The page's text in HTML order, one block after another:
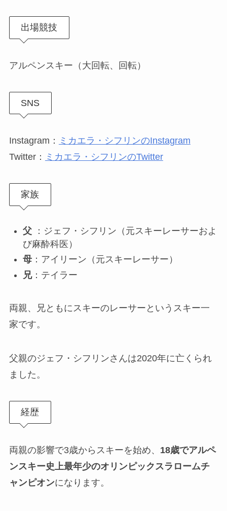
出場競技
アルペンスキー（大回転、回転）
SNS
Instagram： ミカエラ・シフリンのInstagram
Twitter： ミカエラ・シフリンのTwitter
家族
父
：ジェフ・シフリン（元スキーレーサーおよ
び麻酔科医）
母：アイリーン（元スキーレーサー）
兄：テイラー
両親、兄ともにスキーのレーサーというスキー一
家です。
父親のジェフ・シフリンさんは2020年に亡くられ
ました。
経歴
両親の影響で3歳からスキーを始め、 18歳でアルペ
ンスキー史上最年少のオリンピックスラロームチ
ャンピオンになります。